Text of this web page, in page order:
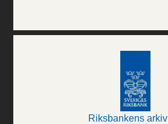
Riksbankens arkiv